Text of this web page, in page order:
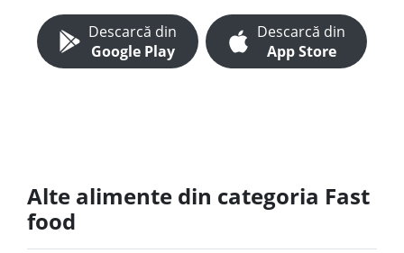
Descarcă din
Google Play
Descarcă din
App Store
Alte alimente din categoria Fast
food